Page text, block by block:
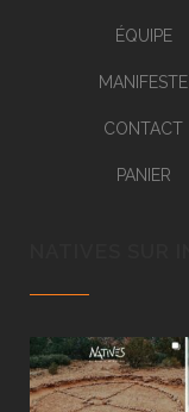
ÉQUIPE
MANIFESTE
CONTACT
PANIER